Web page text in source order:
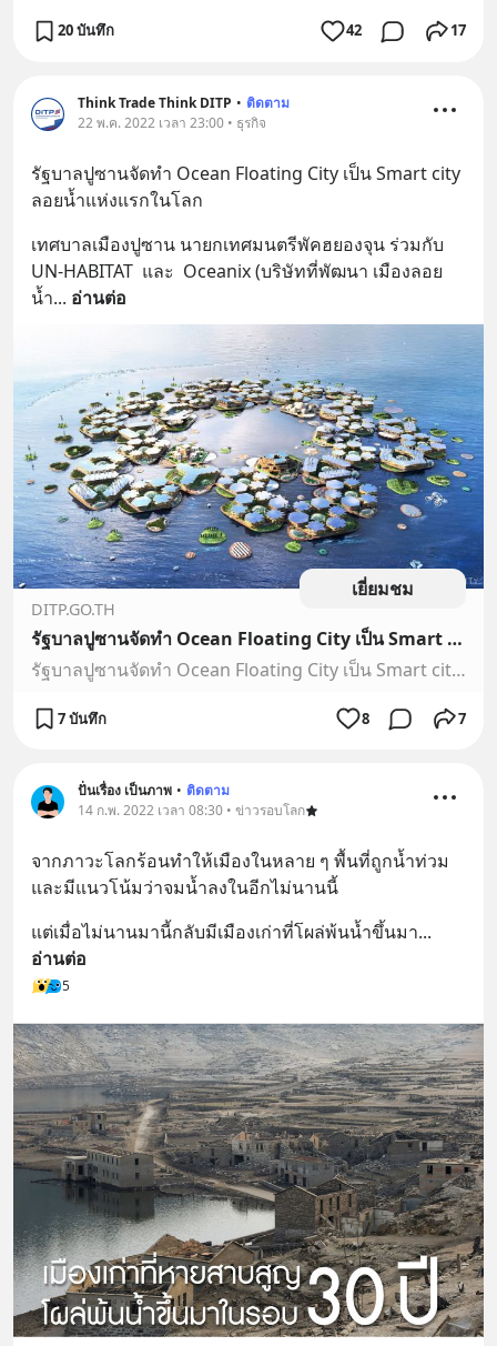
20 บันทึก 42 17
Think Trade Think DITP • ติดตาม
22 พ.ค. 2022 เวลา 23:00 • ธุรกิจ
รัฐบาลปูซานจัดทำ Ocean Floating City เป็น Smart city
ลอยน้ำแห่งแรกในโลก
เทศบาลเมืองปูซาน นายกเทศมนตรีพัคฮยองจุน ร่วมกับ
UN-HABITAT  และ  Oceanix (บริษัทที่พัฒนา เมืองลอย
น้ำ... อ่านต่อ
เยี่ยมชม
DITP.GO.TH
รัฐบาลปูซานจัดทำ Ocean Floating City เป็น Smart city ลอยน้ำแห่งแรกในโลก
รัฐบาลปูซานจัดทำ Ocean Floating City เป็น Smart city ลอยน้ำแห่งแรกในโลก
7 บันทึก 8 7
ปั่นเรื่อง เป็นภาพ • ติดตาม
14 ก.พ. 2022 เวลา 08:30 • ข่าวรอบโลก
จากภาวะโลกร้อนทำให้เมืองในหลาย ๆ พื้นที่ถูกน้ำท่วม
และมีแนวโน้มว่าจมน้ำลงในอีกไม่นานนี้
แต่เมื่อไม่นานมานี้กลับมีเมืองเก่าที่โผล่พ้นน้ำขึ้นมา
อ่านต่อ
5